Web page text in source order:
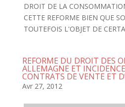
DROIT DE LA
CETTE REFORME BIEN QUE
TOUTEFOIS L'OBJET DE
REFORME DU DROIT DES
ALLEMAGNE ET
CONTRATS DE VENTE ET
Avr 27, 2012